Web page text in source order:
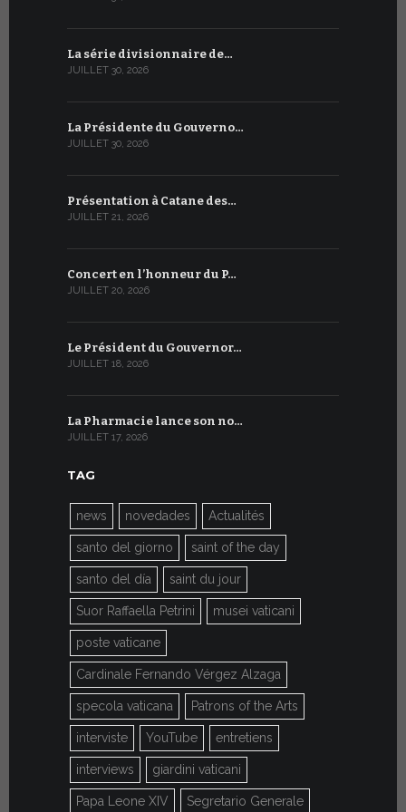
La série divisionnaire de…
JUILLET 30, 2026
La Présidente du Gouverno…
JUILLET 30, 2026
Présentation à Catane des…
JUILLET 21, 2026
Concert en l’honneur du P…
JUILLET 20, 2026
Le Président du Gouvernor…
JUILLET 18, 2026
La Pharmacie lance son no…
JUILLET 17, 2026
TAG
news novedades Actualités
santo del giorno saint of the day
santo del día saint du jour
Suor Raffaella Petrini musei vaticani
poste vaticane
Cardinale Fernando Vérgez Alzaga
specola vaticana Patrons of the Arts
interviste YouTube entretiens
interviews giardini vaticani
Papa Leone XIV Segretario Generale